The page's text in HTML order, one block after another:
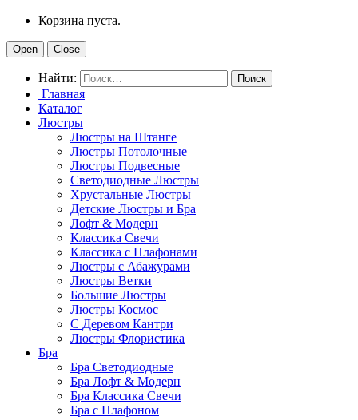
Корзина пуста.
Open Close
Найти:
Главная
Каталог
Люстры
Люстры на Штанге
Люстры Потолочные
Люстры Подвесные
Светодиодные Люстры
Хрустальные Люстры
Детские Люстры и Бра
Лофт & Модерн
Классика Свечи
Классика с Плафонами
Люстры с Абажурами
Люстры Ветки
Большие Люстры
Люстры Космос
С Деревом Кантри
Люстры Флористика
Бра
Бра Светодиодные
Бра Лофт & Модерн
Бра Классика Свечи
Бра с Плафоном